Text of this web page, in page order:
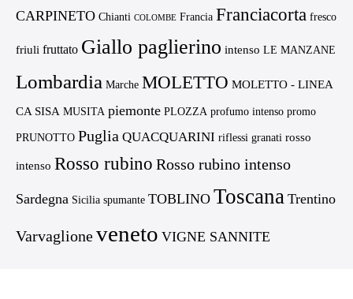
CARPINETO Chianti COLOMBE Francia Franciacorta fresco
friuli fruttato Giallo paglierino intenso LE MANZANE
Lombardia Marche MOLETTO MOLETTO - LINEA
CA SISA MUSITA piemonte PLOZZA profumo intenso promo
PRUNOTTO Puglia QUACQUARINI riflessi granati rosso
intenso Rosso rubino Rosso rubino intenso
Sardegna Sicilia spumante TOBLINO Toscana Trentino
Varvaglioneveneto VIGNE SANNITE